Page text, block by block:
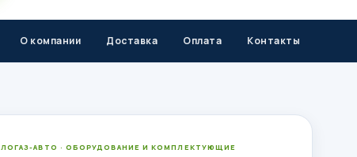
О компании Доставка Оплата Контакты
ЛОГАЗ-АВТО · ОБОРУДОВАНИЕ И КОМПЛЕКТУЮЩИЕ